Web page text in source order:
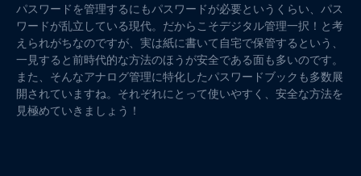
パスワードを管理するにもパスワードが必要というくらい、パス
ワードが乱立している現代。だからこそデジタル管理一択！と考
えられがちなのですが、実は紙に書いて自宅で保管するという、
一見すると前時代的な方法のほうが安全である面も多いのです。
また、そんなアナログ管理に特化したパスワードブックも多数展
開されていますね。それぞれにとって使いやすく、安全な方法を
見極めていきましょう！